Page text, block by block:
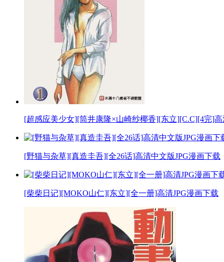
[超感应美少女][筒井康隆×山崎纱椰香][东立][C.C][4完]高
[野猫与杂草][真造圭吾][全26话]高清中文版JPG漫画下载
[柴柴日记][MOKO山仁][东立][全一册]高清JPG漫画下载